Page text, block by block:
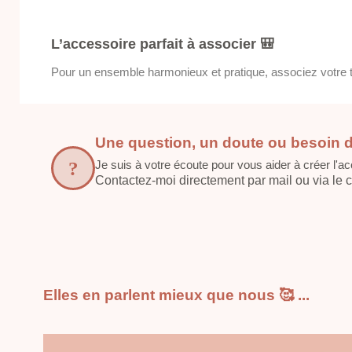
L’accessoire parfait à associer 🎒
Pour un ensemble harmonieux et pratique, associez
Une question, un doute ou besoin
Je suis à votre écoute pour vous aider à créer
Contactez-moi directement par mail ou via le
Elles en parlent mieux que nous 🥰 ...